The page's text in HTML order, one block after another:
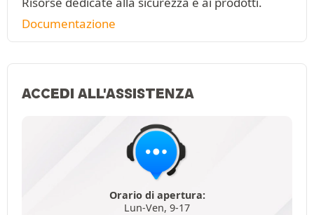
Documentazione
ACCEDI ALL'ASSISTENZA
Orario di apertura:
Lun-Ven, 9-17